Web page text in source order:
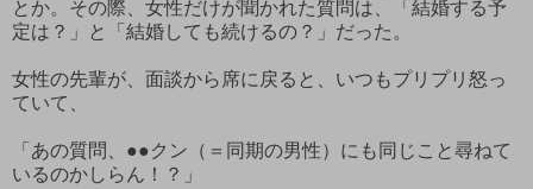
とか。その際、女性だけが聞かれた質問は、「結婚する予
定は？」と「結婚しても続けるの？」だった。
女性の先輩が、面談から席に戻ると、いつもプリプリ怒っ
ていて、
「あの質問、●●クン（＝同期の男性）にも同じこと尋ねて
いるのかしらん！？」